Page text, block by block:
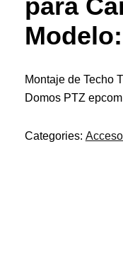
para
Montaje de Techo
Domos PTZ
Categories: